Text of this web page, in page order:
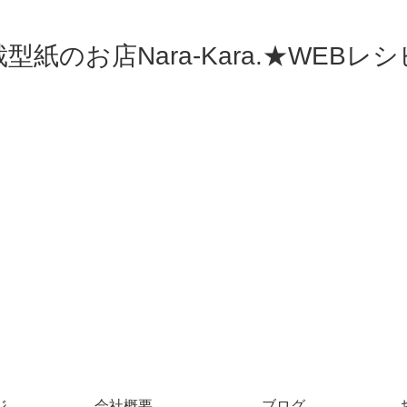
型紙のお店Nara-Kara.★WEBレ